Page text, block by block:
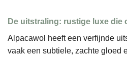
De uitstraling: rustige luxe die
Alpacawol heeft een verfijnde
vaak een subtiele, zachte gloed